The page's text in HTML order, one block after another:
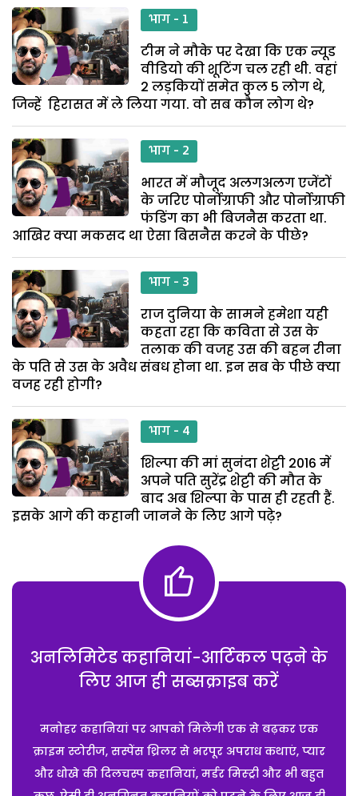
भाग - 1
टीम ने मौके पर देखा कि एक न्यूड
वीडियो की शूटिंग चल रही थी. वहां
2 लड़कियों समेत कुल 5 लोग थे,
जिन्हें हिरासत में ले लिया गया. वो सब कौन लोग थे?
भाग - 2
भारत में मौजूद अलगअलग एजेंटों
के जरिए पोर्नोग्राफी और पोर्नोग्राफी
फंडिंग का भी बिजनैस करता था.
आखिर क्या मकसद था ऐसा बिसनैस करने के पीछे?
भाग - 3
राज दुनिया के सामने हमेशा यही
कहता रहा कि कविता से उस के
तलाक की वजह उस की बहन रीना
के पति से उस के अवैध संबध होना था. इन सब के पीछे क्या
वजह रही होगी?
भाग - 4
शिल्पा की मां सुनंदा शेट्टी 2016 में
अपने पति सुरेंद्र शेट्टी की मौत के
बाद अब शिल्पा के पास ही रहती हैं.
इसके आगे की कहानी जानने के लिए आगे पढ़े?
अनलिमिटेड कहानियां-आर्टिकल पढ़ने के
लिए आज ही सब्सक्राइब करें
मनोहर कहानियां पर आपको मिलेंगी एक से बढ़कर एक
क्राइम स्टोरीज, सस्पेंस थ्रिलर से भरपूर अपराध कथाएं, प्यार
और धोखे की दिलचस्प कहानियां, मर्डर मिस्ट्री और भी बहुत